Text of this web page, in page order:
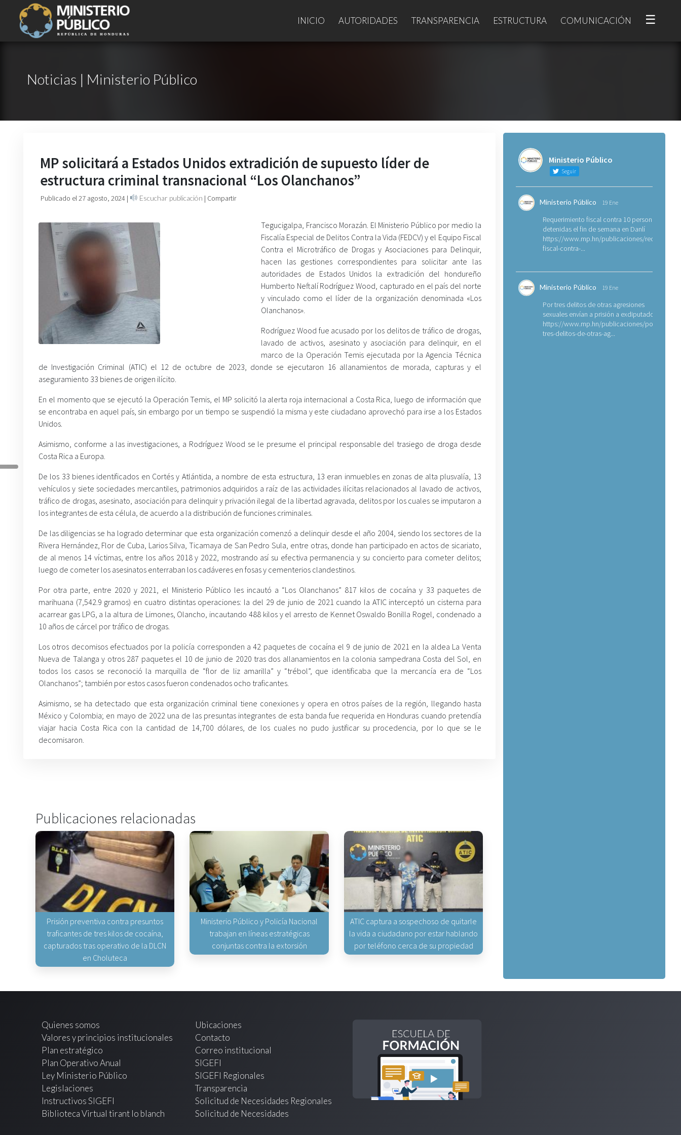
INICIO AUTORIDADES TRANSPARENCIA ESTRUCTURA COMUNICACIÓN ☰
Noticias | Ministerio Público
MP solicitará a Estados Unidos extradición de supuesto líder de
estructura criminal transnacional “Los Olanchanos”
Publicado el 27 agosto, 2024 | Escuchar publicación | Compartir
Tegucigalpa, Francisco Morazán. El Ministerio Público por medio la
Fiscalía Especial de Delitos Contra la Vida (FEDCV) y el Equipo Fiscal
Contra el Microtráfico de Drogas y Asociaciones para Delinquir,
hacen las gestiones correspondientes para solicitar ante las
autoridades de Estados Unidos la extradición del hondureño
Humberto Neftalí Rodríguez Wood, capturado en el país del norte
y vinculado como el líder de la organización denominada «Los
Olanchanos».
Rodríguez Wood fue acusado por los delitos de tráfico de drogas,
lavado de activos, asesinato y asociación para delinquir, en el
marco de la Operación Temis ejecutada por la Agencia Técnica
de Investigación Criminal (ATIC) el 12 de octubre de 2023, donde se ejecutaron 16 allanamientos de morada, capturas y el
aseguramiento 33 bienes de origen ilícito.
En el momento que se ejecutó la Operación Temis, el MP solicitó la alerta roja internacional a Costa Rica, luego de información que
se encontraba en aquel país, sin embargo por un tiempo se suspendió la misma y este ciudadano aprovechó para irse a los Estados
Unidos.
Asimismo, conforme a las investigaciones, a Rodríguez Wood se le presume el principal responsable del trasiego de droga desde
Costa Rica a Europa.
De los 33 bienes identificados en Cortés y Atlántida, a nombre de esta estructura, 13 eran inmuebles en zonas de alta plusvalía, 13
vehículos y siete sociedades mercantiles, patrimonios adquiridos a raíz de las actividades ilícitas relacionados al lavado de activos,
tráfico de drogas, asesinato, asociación para delinquir y privación ilegal de la libertad agravada, delitos por los cuales se imputaron a
los integrantes de esta célula, de acuerdo a la distribución de funciones criminales.
De las diligencias se ha logrado determinar que esta organización comenzó a delinquir desde el año 2004, siendo los sectores de la
Rivera Hernández, Flor de Cuba, Larios Silva, Ticamaya de San Pedro Sula, entre otras, donde han participado en actos de sicariato,
de al menos 14 víctimas, entre los años 2018 y 2022, mostrando así su efectiva permanencia y su concierto para cometer delitos;
luego de cometer los asesinatos enterraban los cadáveres en fosas y cementerios clandestinos.
Por otra parte, entre 2020 y 2021, el Ministerio Público les incautó a “Los Olanchanos” 817 kilos de cocaína y 33 paquetes de
marihuana (7,542.9 gramos) en cuatro distintas operaciones: la del 29 de junio de 2021 cuando la ATIC interceptó un cisterna para
acarrear gas LPG, a la altura de Limones, Olancho, incautando 488 kilos y el arresto de Kennet Oswaldo Bonilla Rogel, condenado a
10 años de cárcel por tráfico de drogas.
Los otros decomisos efectuados por la policía corresponden a 42 paquetes de cocaína el 9 de junio de 2021 en la aldea La Venta
Nueva de Talanga y otros 287 paquetes el 10 de junio de 2020 tras dos allanamientos en la colonia sampedrana Costa del Sol, en
todos los casos se reconoció la marquilla de “flor de liz amarilla” y “trébol”, que identificaba que la mercancía era de “Los
Olanchanos”; también por estos casos fueron condenados ocho traficantes.
Asimismo, se ha detectado que esta organización criminal tiene conexiones y opera en otros países de la región, llegando hasta
México y Colombia; en mayo de 2022 una de las presuntas integrantes de esta banda fue requerida en Honduras cuando pretendía
viajar hacia Costa Rica con la cantidad de 14,700 dólares, de los cuales no pudo justificar su procedencia, por lo que se le
decomisaron.
Publicaciones relacionadas
Prisión preventiva contra presuntos
traficantes de tres kilos de cocaína,
capturados tras operativo de la DLCN
en Choluteca
Ministerio Público y Policía Nacional
trabajan en líneas estratégicas
conjuntas contra la extorsión
ATIC captura a sospechoso de quitarle
la vida a ciudadano por estar hablando
por teléfono cerca de su propiedad
Ministerio Público
Seguir
Ministerio Público 19 Ene
Requerimiento fiscal contra 10 personas
detenidas el fin de semana en Danlí
https://www.mp.hn/publicaciones/
fiscal-contra-...
Ministerio Público 19 Ene
Por tres delitos de otras agresiones
sexuales envían a prisión a exdiputado
https://www.mp.hn/publicaciones/por-
tres-delitos-de-otras-ag...
Quienes somos
Valores y principios institucionales
Plan estratégico
Plan Operativo Anual
Ley Ministerio Público
Legislaciones
Instructivos SIGEFI
Biblioteca Virtual tirant lo blanch
Ubicaciones
Contacto
Correo institucional
SIGEFI
SIGEFI Regionales
Transparencia
Solicitud de Necesidades Regionales
Solicitud de Necesidades